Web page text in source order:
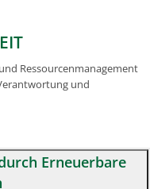
Ressourcenmanagement
und
Erneuerbare